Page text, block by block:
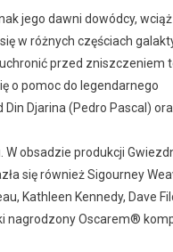
jego dawni dowódcy, wciąż
w różnych częściach
przed zniszczeniem
o pomoc do legendarnego
Djarina (Pedro Pascal)
W obsadzie produkcji
się również Sigourney
Kathleen Kennedy, Dave
nagrodzony Oscarem®